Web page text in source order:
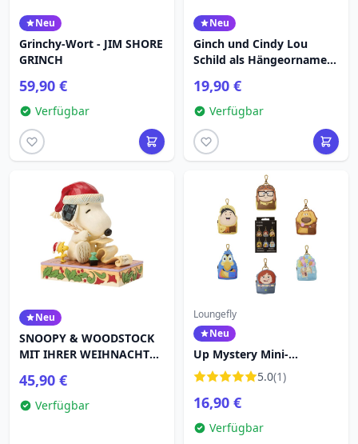
Neu
Grinchy-Wort - JIM SHORE
GRINCH
59,90 €
Verfügbar
Neu
Ginch und Cindy Lou
Schild als Hängeornament
19,90 €
Verfügbar
Neu
SNOOPY & WOODSTOCK
MIT IHRER WEIHNACHTEN
45,90 €
Verfügbar
Loungefly
Neu
Up Mystery Mini-
Rucksack-
Schlüsselanhänger -
Disney-Pixar Loungefly
5.0(1)
16,90 €
Verfügbar